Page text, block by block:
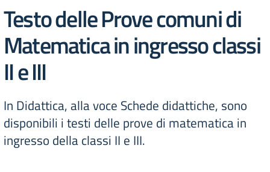
Testo delle Prove comuni di
Matematica in ingresso classi
II e III
In Didattica, alla voce Schede didattiche, sono
disponibili i testi delle prove di matematica in
ingresso della classi II e III.